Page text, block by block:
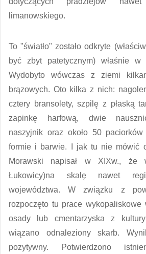
limanowskiego.
To "światło" zostało odkryte
być zbyt patetycznym) właśnie
Wydobyto wówczas z ziemi
brązowych. Oto kilka z nich:
cztery bransolety, szpilę z płaską
zapinkę harfową, dwie
naszyjnik oraz około 50
formie i barwie. I jak tu nie mówić
Morawski napisał w XIXw., że
Łukowicy)na skalę nawet
województwa. W związku z
rozpoczęto tu prace
osady lub cmentarzyska z
wiązano odnaleziony skarb.
pozytywny. Potwierdzono